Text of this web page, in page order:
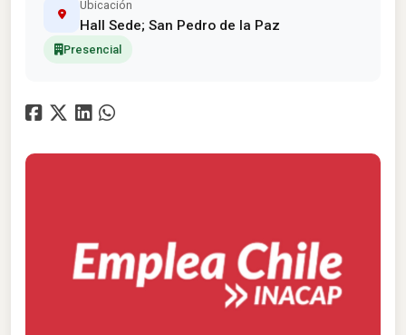
Ubicación
Hall Sede; San Pedro de la Paz
Presencial